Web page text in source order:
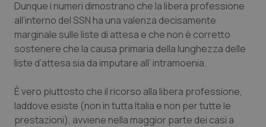
Oncologia & Nutrizione
Psoriasi & pelle
Quotidiano Chirurgia
Dunque i numeri dimostrano che la libera professione
all’interno del SSN ha una valenza decisamente
marginale sulle liste di attesa e che non è corretto
sostenere che la causa primaria della lunghezza delle
liste d’attesa sia da imputare all’ intramoenia.
È vero piuttosto che il ricorso alla libera professione,
laddove esiste (non in tutta Italia e non per tutte le
prestazioni), avviene nella maggior parte dei casi a